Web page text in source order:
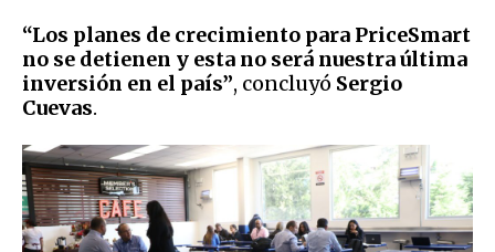
“Los planes de crecimiento para PriceSmart
no se detienen y esta no será nuestra última
inversión en el país”, concluyó Sergio
Cuevas.